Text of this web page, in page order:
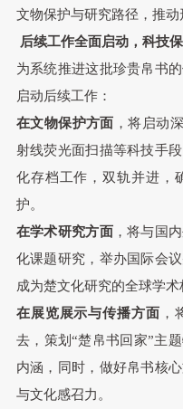
文物保护与研究路径，推动
后续工作全面启动，科技
为系统推进这批珍贵帛书
启动后续工作：
在文物保护方面 ，将启动
射线荧光面扫描等科技手
化存档工作，双轨并进，
护。
在学术研究方面，将与国
化课题研究，举办国际会
成为楚文化研究的全球学术
在展览展示与传播方面 ，
去，策划“楚帛书回家”主
内涵，同时，做好帛书核
与文化感召力。